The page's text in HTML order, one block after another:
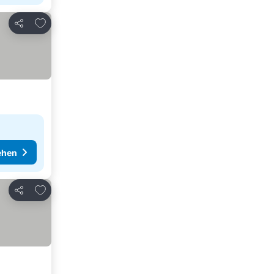
Teilen
Zu Favoriten hinzufügen
Teilen
Zu Favoriten hinzufügen